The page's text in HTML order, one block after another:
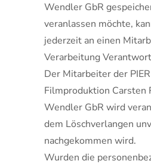
Wendler GbR
veranlassen möchte,
jederzeit an einen
Verarbeitung
Der Mitarbeiter der
Filmproduktion Carsten
Wendler GbR wird
dem Löschverlangen
nachgekommen wird.
Wurden die